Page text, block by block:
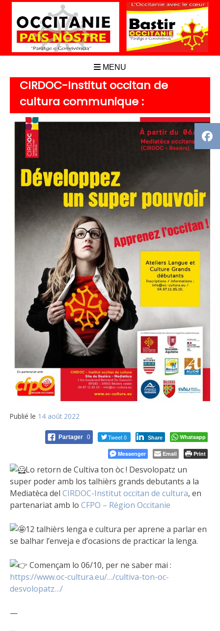
Aller
contenu
MENU
CIRDOC-Institut occitan de
cultura communique :
Publié le 14 août 2022
Partager 0 Tweet 0 Share Whatsapp
Messenger Email Print
Lo retorn de Cultiva ton òc ! Desvolopatz un
super poder amb los talhièrs grands debutants a la
Mediatèca del CIRDOC-Institut occitan de cultura, en
partenariat amb lo CFPO – Région Occitanie
12 talhièrs lenga e cultura per aprene a parlar en
se balhar l’enveja e d’ocasions de practicar la lenga.
Començam lo 06/10, per ne saber mai :
https://www.oc-cultura.eu/…/cultiva-ton-oc-
desvolopatz…/
—